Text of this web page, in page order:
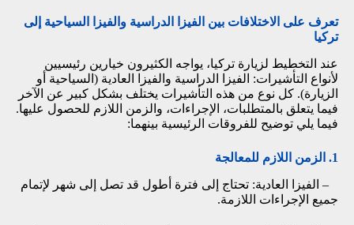
تعرف على الاختلافات بين الفيزا الدراسية والفيزا السياحية إلى
تركيا
عند التخطيط لزيارة تركيا، يواجه الكثيرون خيارين رئيسيين
لأنواع التأشيرات: الفيزا الدراسية والفيزا العادية (السياحية أو
الزيارة). كل نوع من هذه التأشيرات يختلف بشكل كبير عن الآخر
فيما يتعلق بالمتطلبات، الإجراءات، والزمن اللازم للحصول عليها.
فيما يلي توضيح للفروقات الرئيسية بينهما:
1. الزمن اللازم للمعالجة
– الفيزا العادية: تحتاج إلى فترة أطول قد تصل إلى شهر لإتمام
جميع الإجراءات اللازمة.